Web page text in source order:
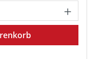
Gib den